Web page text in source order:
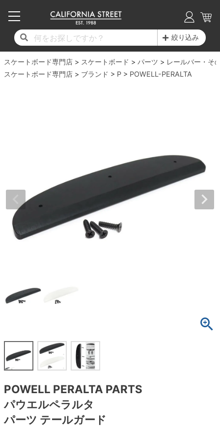
絞り込み
スケートボード専門店 スケートボード パーツ
レールバー・そ
スケートボード専門店
ブランド P POWELL-PERALTA
POWELL PERALTA PARTS
パウエルペラルタ
パーツ テールガード
17時までのご注文は当日発送！
11,000円以上で送料無料！
毎月1日はポイント5倍！10日と20日は3倍！
17時までのご注文は当日発送！
11,000円以上で送料無料！
毎月1日はポイント5倍！10日と20日は3倍！
子供用デッキ
7.0inch以下
7.7inch
7.8inch
7.9inch
8.1inch
8.4inch
8.5inch
8.6inch
17時までのご注文は当日発送！
11,000円以上で送料無料！
毎月1日はポイント5倍！10日と20日は3倍！
7.0inch以下
7.2inch
7.8inch
7.9inch
8.0inch
8.2inch
8.5inch
8.6inch
8.7inch
17時までのご注文は当日発送！
11,000円以上で送料無料！
毎月1日はポイント5倍！10日と20日は3倍！
50mm
51mm
56mm
57mm
58mm
60mm
64mm
65mm
70mm
スピットファイヤー F4（フォーミュラフォ
ボーンズ XF（エックスフォーミュラ）
ボーンズ STF（エスティーエフ）
ソフトウィール（クルーザー）
ベアリング
ボルト
足回りセット（トラック・ウィールセット）
練習用アイテム（初心者におすすめ）
スケートケース・バッグ
メディア（雑誌・DVD・CD）
17時までのご注文は当日発送！
11,000円以上で送料無料！
毎月1日はポイント5倍！10日と20日は3倍！
20cm
21cm
24cm
24.5cm
25cm
26cm
27.5cm
28cm
28.5cm
インソール
シューレース・その他
17時までのご注文は当日発送！
11,000円以上で送料無料！
毎月1日はポイント5倍！10日と20日は3倍！
トレーナー・セーター
ショーツ
7分袖シャツ・ラグラン
キャップ
ソックス
アンダーウエア
サイズの測り方
17時までのご注文は当日発送！
11,000円以上で送料無料！
毎月1日はポイント5倍！10日と20日は3倍！
17時までのご注文は当日発送！
11,000円以上で送料無料！
毎月1日はポイント5倍！10日と20日は3倍！
ブランド紹介
INFO
スケートパーク情報
17時までのご注文は当日発送！
11,000円以上で送料無料！
毎月1日はポイント5倍！10日と20日は3倍！
カリフォルニアストリートの歴史
プライバシーポリシー
特定商取引法に基づく表記